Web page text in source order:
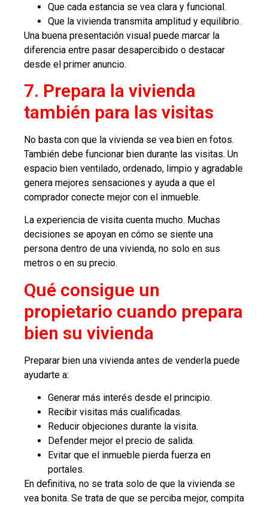
Que cada estancia se vea clara y funcional.
Que la vivienda transmita amplitud y equilibrio.
Una buena presentación visual puede marcar la
diferencia entre pasar desapercibido o destacar
desde el primer anuncio.
7. Prepara la vivienda
también para las visitas
No basta con que la vivienda se vea bien en fotos.
También debe funcionar bien durante las visitas. Un
espacio bien ventilado, ordenado, limpio y agradable
genera mejores sensaciones y ayuda a que el
comprador conecte mejor con el inmueble.
La experiencia de visita cuenta mucho. Muchas
decisiones se apoyan en cómo se siente una
persona dentro de una vivienda, no solo en sus
metros o en su precio.
Qué consigue un
propietario cuando prepara
bien su vivienda
Preparar bien una vivienda antes de venderla puede
ayudarte a:
Generar más interés desde el principio.
Recibir visitas más cualificadas.
Reducir objeciones durante la visita.
Defender mejor el precio de salida.
Evitar que el inmueble pierda fuerza en
portales.
En definitiva, no se trata solo de que la vivienda se
vea bonita. Se trata de que se perciba mejor, compita